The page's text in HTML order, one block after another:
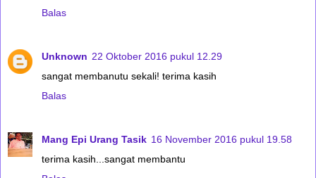
Balas
Unknown 22 Oktober 2016 pukul 12.29
sangat membanutu sekali! terima kasih
Balas
Mang Epi Urang Tasik 16 November 2016 pukul 19.58
terima kasih...sangat membantu